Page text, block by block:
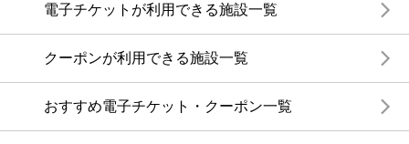
電子チケットが利用できる施設一覧
クーポンが利用できる施設一覧
おすすめ電子チケット・クーポン一覧